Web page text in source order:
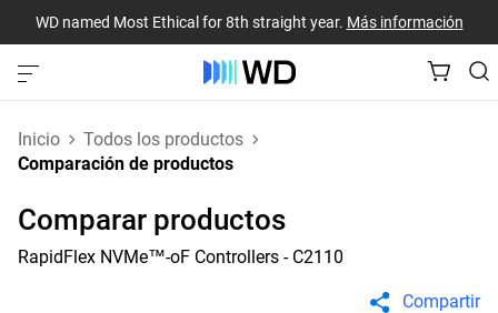
WD named Most Ethical for 8th straight year. Más información
Inicio
Todos los productos
Comparación de productos
Comparar productos
RapidFlex NVMe™-oF Controllers - C2110
Compartir